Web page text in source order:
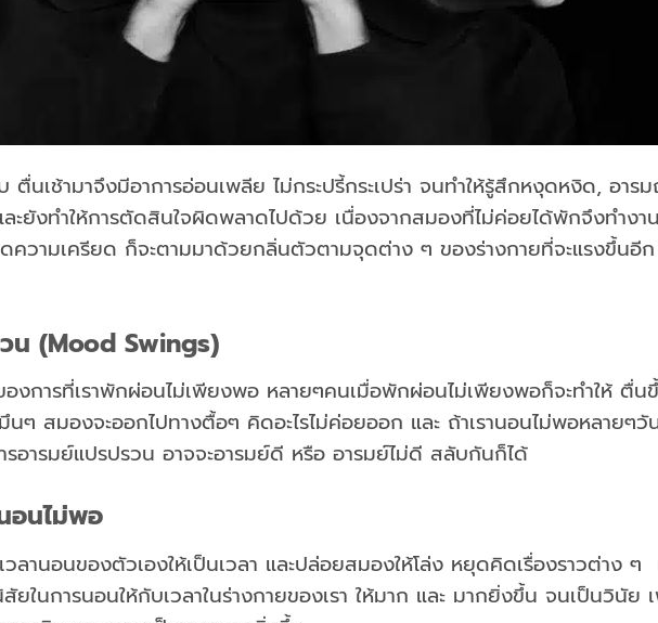
ตื่นเช้ามาจึงมีอาการอ่อนเพลีย ไม่กระปรี้กระเปร่า จนทำให้รู้สึกหงุดหงิด, อาร
ะยังทำให้การตัดสินใจผิดพลาดไปด้วย เนื่องจากสมองที่ไม่ค่อยได้พักจึงทำงา
ดความเครียด ก็จะตามมาด้วยกลิ่นตัวตามจุดต่าง ๆ ของร่างกายที่จะแรงขึ้นอีก
น (Mood Swings)
องการที่เราพักผ่อนไม่เพียงพอ หลายๆคนเมื่อพักผ่อนไม่เพียงพอก็จะทำให้ ตื่น
นๆ สมองจะออกไปทางตื้อๆ คิดอะไรไม่ค่อยออก และ ถ้าเรานอนไม่พอหลายๆวั
ารอารมย์แปรปรวน อาจจะอารมย์ดี หรือ อารมย์ไม่ดี สลับกันก็ได้
อนไม่พอ
ลานอนของตัวเองให้เป็นเวลา และปล่อยสมองให้โล่ง หยุดคิดเรื่องราวต่าง ๆ
ในการนอนให้กับเวลาในร่างกายของเรา ให้มาก และ มากยิ่งขึ้น จนเป็นวินัย